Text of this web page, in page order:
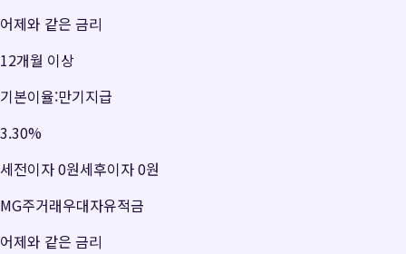
어제와 같은 금리
12개월 이상
기본이율:만기지급
3.30%
세전이자0원세후이자0원
MG주거래우대자유적금
어제와 같은 금리